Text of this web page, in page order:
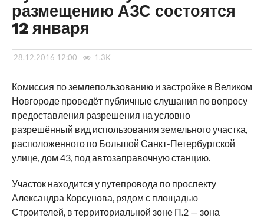
размещению АЗС состоятся
12 января
28.12.2016 12:00 1.3K
Комиссия по землепользованию и застройке в Великом
Новгороде проведёт публичные слушания по вопросу
предоставления разрешения на условно
разрешённый вид использования земельного участка,
расположенного по Большой Санкт-Петербургской
улице, дом 43, под автозаправочную станцию.
Участок находится у путепровода по проспекту
Александра Корсунова, рядом с площадью
Строителей, в территориальной зоне П.2 — зона